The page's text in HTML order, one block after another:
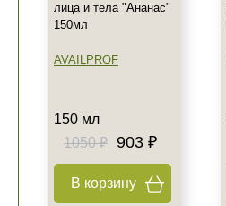
лица и тела "Ананас"
150мл
AVAILPROF
150 мл
1050 ₽ 903 ₽
В корзину